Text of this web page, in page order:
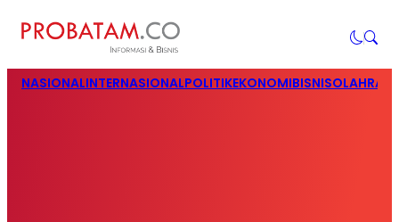
NASIONALINTERNASIONALPOLITIKEKONOMIBISNIS